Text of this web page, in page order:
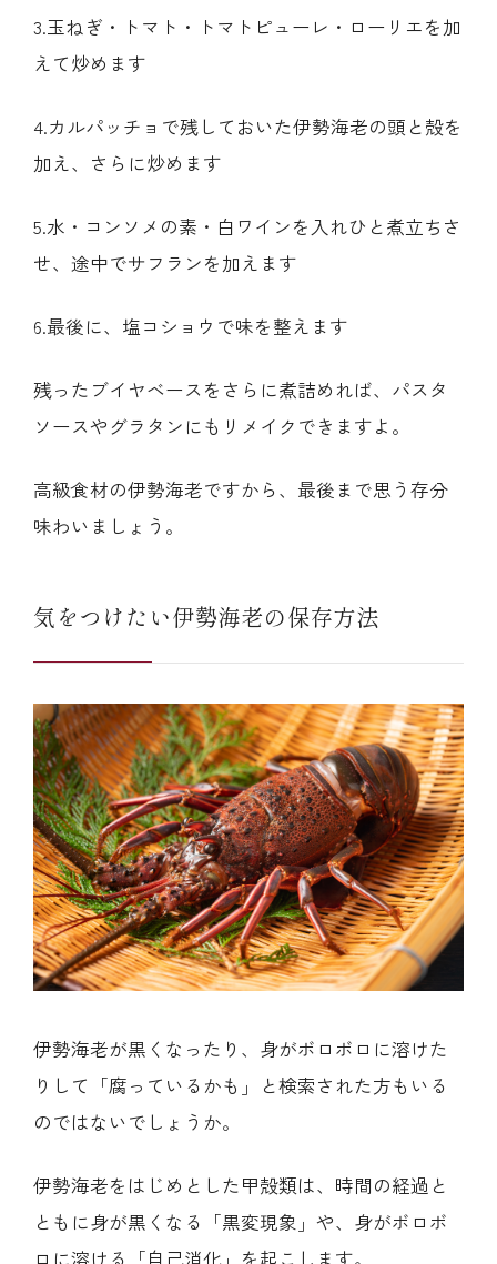
3.玉ねぎ・トマト・トマトピューレ・ローリエを加
えて炒めます
4.カルパッチョで残しておいた伊勢海老の頭と殻を
加え、さらに炒めます
5.水・コンソメの素・白ワインを入れひと煮立ちさ
せ、途中でサフランを加えます
6.最後に、塩コショウで味を整えます
残ったブイヤベースをさらに煮詰めれば、パスタ
ソースやグラタンにもリメイクできますよ。
高級食材の伊勢海老ですから、最後まで思う存分
味わいましょう。
気をつけたい伊勢海老の保存方法
伊勢海老が黒くなったり、身がボロボロに溶けた
りして「腐っているかも」と検索された方もいる
のではないでしょうか。
伊勢海老をはじめとした甲殻類は、時間の経過と
ともに身が黒くなる「黒変現象」や、身がボロボ
ロに溶ける「自己消化」を起こします。